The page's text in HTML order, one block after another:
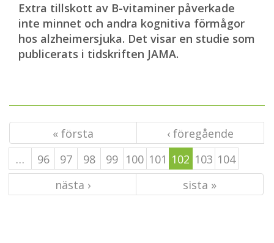
Extra tillskott av B-vitaminer påverkade
inte minnet och andra kognitiva förmågor
hos alzheimersjuka. Det visar en studie som
publicerats i tidskriften JAMA.
« första
‹ föregående
…
96 97 98 99 100 101 102 103 104
nästa ›
sista »